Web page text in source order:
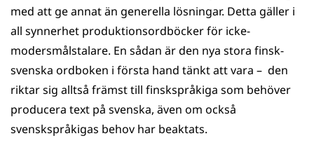
med att ge annat än generella lösningar. Detta gäller i
all synnerhet produktionsordböcker för icke-
modersmålstalare. En sådan är den nya stora finsk-
svenska ordboken i första hand tänkt att vara – den
riktar sig alltså främst till finskspråkiga som behöver
producera text på svenska, även om också
svenskspråkigas behov har beaktats.